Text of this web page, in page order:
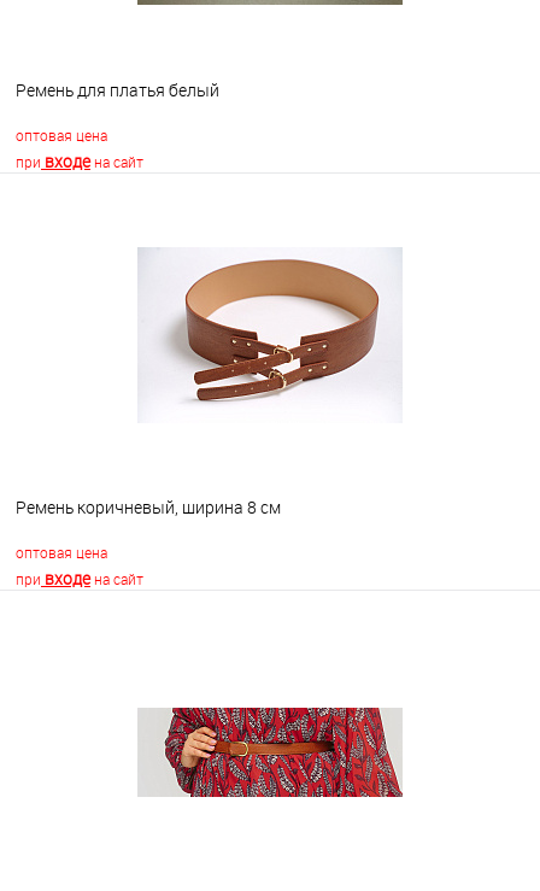
Ремень для платья белый
оптовая цена
при входена сайт
В наличии
Ремень коричневый, ширина 8 см
оптовая цена
при входена сайт
В наличии